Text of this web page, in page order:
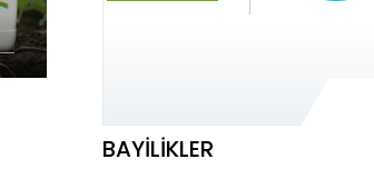
BAYILIKLER